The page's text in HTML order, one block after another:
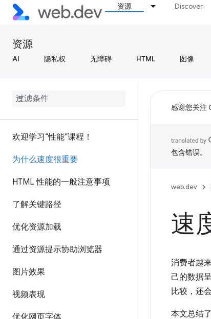
资源 Discover
资源
AI 隐私权 无障碍 HTML 图像
欢迎学习“性能”课程！
为什么速度很重要
HTML 性能的一般注意事项
了解关键路径
优化资源加载
通过资源提示协助浏览器
图片效果
视频表现
优化网页字体
感谢您关注
包含错误。
web.dev
速
消费者越
己的数据
比较，还
本文总结